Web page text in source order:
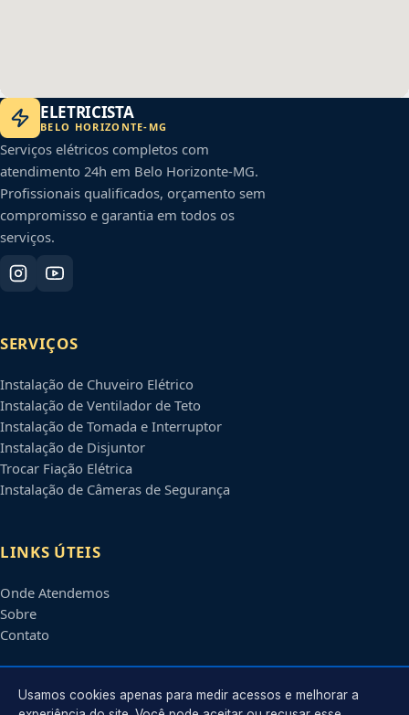
ELETRICISTA
BELO HORIZONTE- MG
Serviços elétricos completos com
atendimento 24h em Belo Horizonte-MG.
Profissionais qualificados, orçamento sem
compromisso e garantia em todos os
serviços.
SERVIÇOS
Instalação de Chuveiro Elétrico
Instalação de Ventilador de Teto
Instalação de Tomada e Interruptor
Instalação de Disjuntor
Trocar Fiação Elétrica
Instalação de Câmeras de Segurança
LINKS ÚTEIS
Onde Atendemos
Sobre
Contato
CONTATO
Usamos cookies apenas para medir acessos e melhorar a